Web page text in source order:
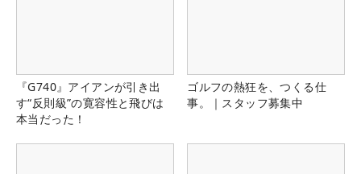
『G740』アイアンが引き出
す“反則級”の寛容性と飛びは
本当だった！
ゴルフの熱狂を、つくる仕
事。｜スタッフ募集中